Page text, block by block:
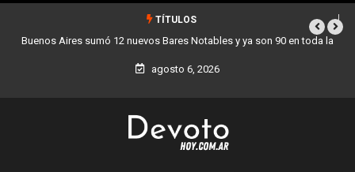
TÍTULOS
en toda la Los stands móviles de la Ciudad llegan esta semana a Villa
agosto 6, 2026